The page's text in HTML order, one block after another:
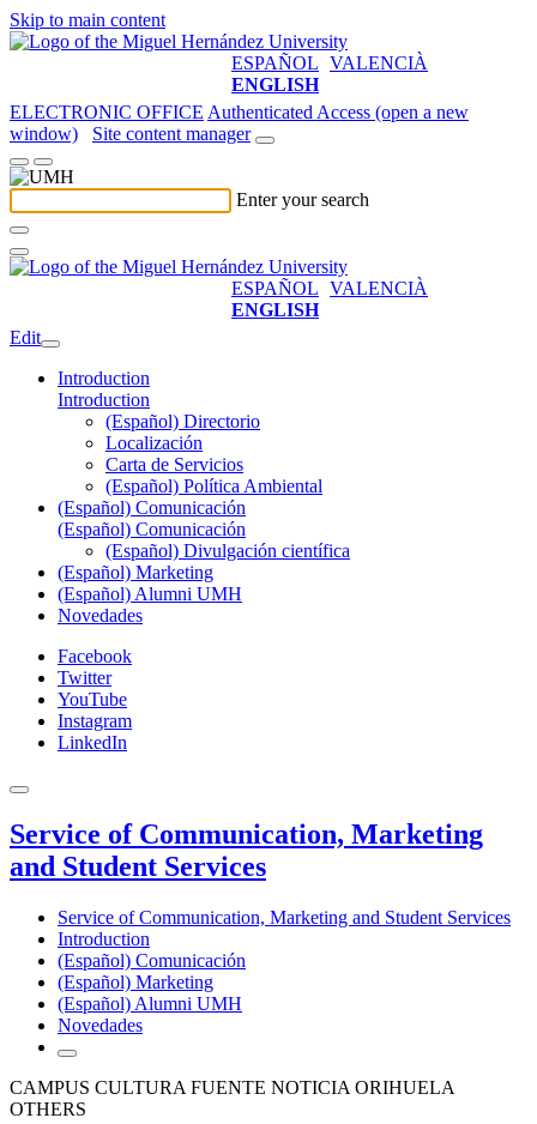
Skip to main content
ESPAÑOL VALENCIÀ
ENGLISH
ELECTRONIC OFFICE Authenticated Access (open a new
window)
Site content manager
Enter your search
ESPAÑOL VALENCIÀ
ENGLISH
Edit
Introduction
Introduction
(Español) Directorio
Localización
Carta de Servicios
(Español) Política Ambiental
(Español) Comunicación
(Español) Comunicación
(Español) Divulgación científica
(Español) Marketing
(Español) Alumni UMH
Novedades
Facebook
Twitter
YouTube
Instagram
LinkedIn
Service of Communication, Marketing
and Student Services
Service of Communication, Marketing and Student Services
Introduction
(Español) Comunicación
(Español) Marketing
(Español) Alumni UMH
Novedades
CAMPUS CULTURA FUENTE NOTICIA ORIHUELA
OTHERS